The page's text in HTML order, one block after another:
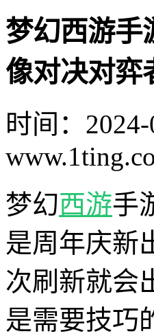
梦幻西游手
像对决对弈
时间：
梦幻西游手
是周年庆新
次刷新就会
是需要技巧